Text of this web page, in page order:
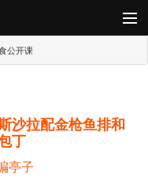
公开课
沙拉配金枪鱼排和
丁
亭子